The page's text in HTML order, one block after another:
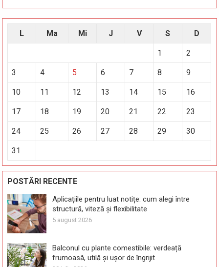
L Ma Mi J V S D
1 2
3 4 5 6 7 8 9
10 11 12 13 14 15 16
17 18 19 20 21 22 23
24 25 26 27 28 29 30
31
POSTĂRI RECENTE
Aplicațiile pentru luat notițe: cum alegi între
structură, viteză și flexibilitate
5 august 2026
Balconul cu plante comestibile: verdeață
frumoasă, utilă și ușor de îngrijit